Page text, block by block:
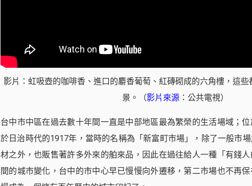
影片：虹吸壺的咖啡香、進口的麝香葡萄、紅磚砌成的六角樓，這
景。（影片來源 ：公共電視）
台中市中區在過去數十年間一直是中部地區最為繁榮的生活場域；
於日治時代的1917年，當時的名稱為「新富町市場」，除了一般市
材之外，也販售著許多外來的舶來品，因此在過往給人一種「有錢
間的城市變化，台中的市中心早已慢慢向外遷移，第二市場也不再